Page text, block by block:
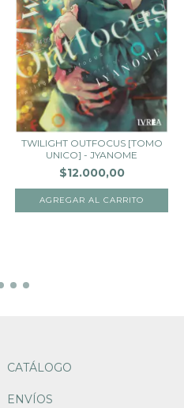
TWILIGHT OUTFOCUS [TOMO
UNICO] - JYANOME
$12.000,00
CATÁLOGO
ENVÍOS